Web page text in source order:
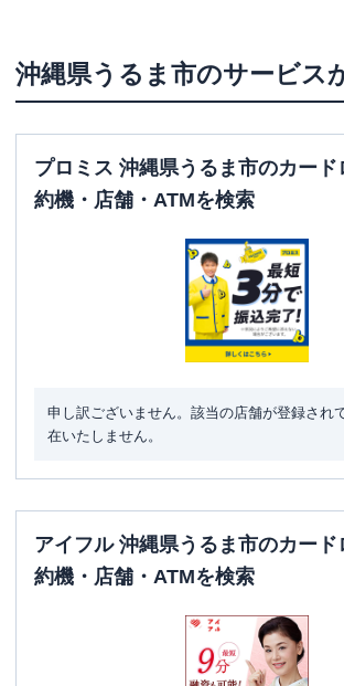
沖縄県うるま市のサービス
プロミス 沖縄県うるま市のカード
約機・店舗・ATMを検索
申し訳ございません。該当の店舗が登録され
在いたしません。
アイフル 沖縄県うるま市のカード
約機・店舗・ATMを検索